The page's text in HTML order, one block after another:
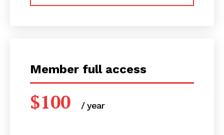
Member full access
$100 / yearplaceholder text